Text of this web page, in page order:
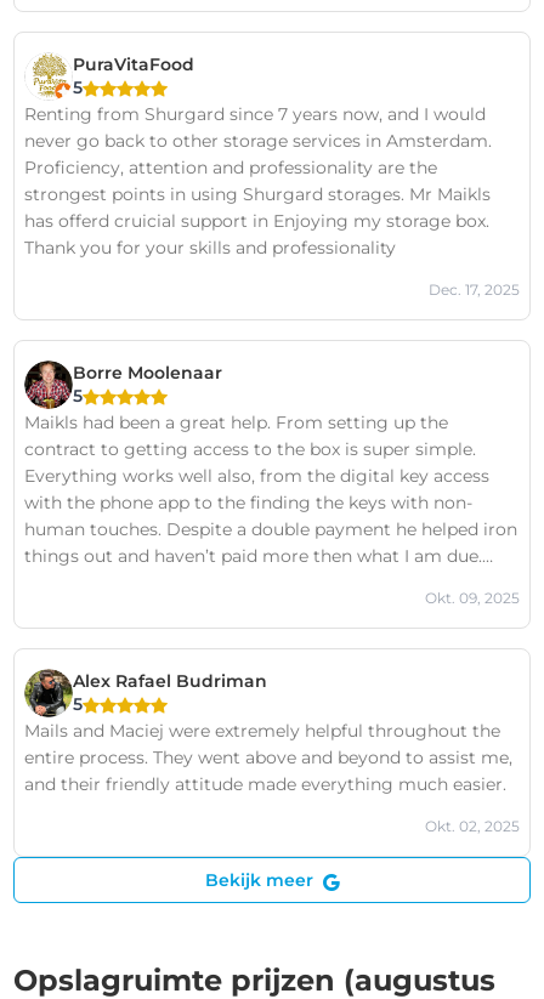
PuraVitaFood
5
Renting from Shurgard since 7 years now, and I would
never go back to other storage services in Amsterdam.
Proficiency, attention and professionality are the
strongest points in using Shurgard storages. Mr Maikls
has offerd cruicial support in Enjoying my storage box.
Thank you for your skills and professionality
Dec. 17, 2025
Borre Moolenaar
5
Maikls had been a great help. From setting up the
contract to getting access to the box is super simple.
Everything works well also, from the digital key access
with the phone app to the finding the keys with non-
human touches. Despite a double payment he helped iron
things out and haven’t paid more then what I am due.
Okt. 09, 2025
Alex Rafael Budriman
5
Mails and Maciej were extremely helpful throughout the
entire process. They went above and beyond to assist me,
and their friendly attitude made everything much easier.
Okt. 02, 2025
Bekijk meer
Opslagruimte prijzen (augustus